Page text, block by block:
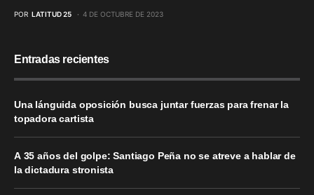
POR LATITUD 25 4 DE OCTUBRE DE 2023
Entradas recientes
Una lánguida oposición busca juntar fuerzas para frenar la
topadora cartista
A 35 años del golpe: Santiago Peña no se atreve a hablar de
la dictadura stronista